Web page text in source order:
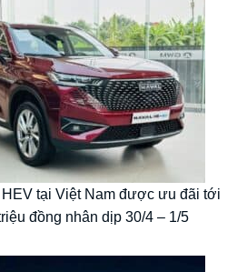
HEV tại Việt Nam được ưu đãi tới
đồng nhân dịp 30/4 – 1/5